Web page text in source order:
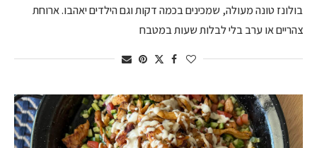
בולונז טונה מעולה, שמכינים בכמה דקות וגם הילדים יאהבו. ארוחת
צהריים או ערב בלי לבלות שעות במטבח